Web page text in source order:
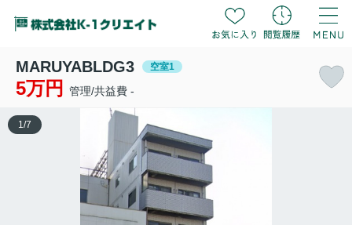
MARUYABLDG3 空室1
5万円 管理/共益費 -
1 /7